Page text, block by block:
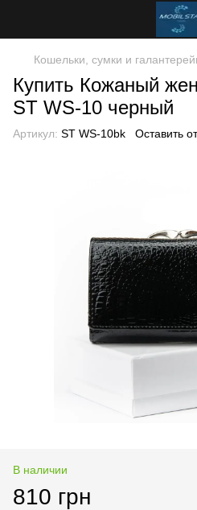
Кошельки, сумки и
Купить Кожаный
ST WS-10 черный
Артикул: ST WS-10bk Оставить
В наличии
810 грн